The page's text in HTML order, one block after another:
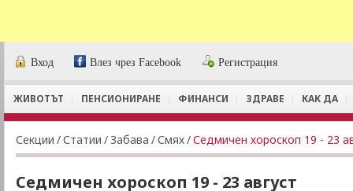
Вход Влез чрез Facebook Регистрация
ЖИВОТЪТ ПЕНСИОНИРАНЕ ФИНАНСИ ЗДРАВЕ КАК ДА
Секции /Статии / Забава /Смях/Седмичен хороскоп 19 - 23
Седмичен хороскоп 19 - 23 август